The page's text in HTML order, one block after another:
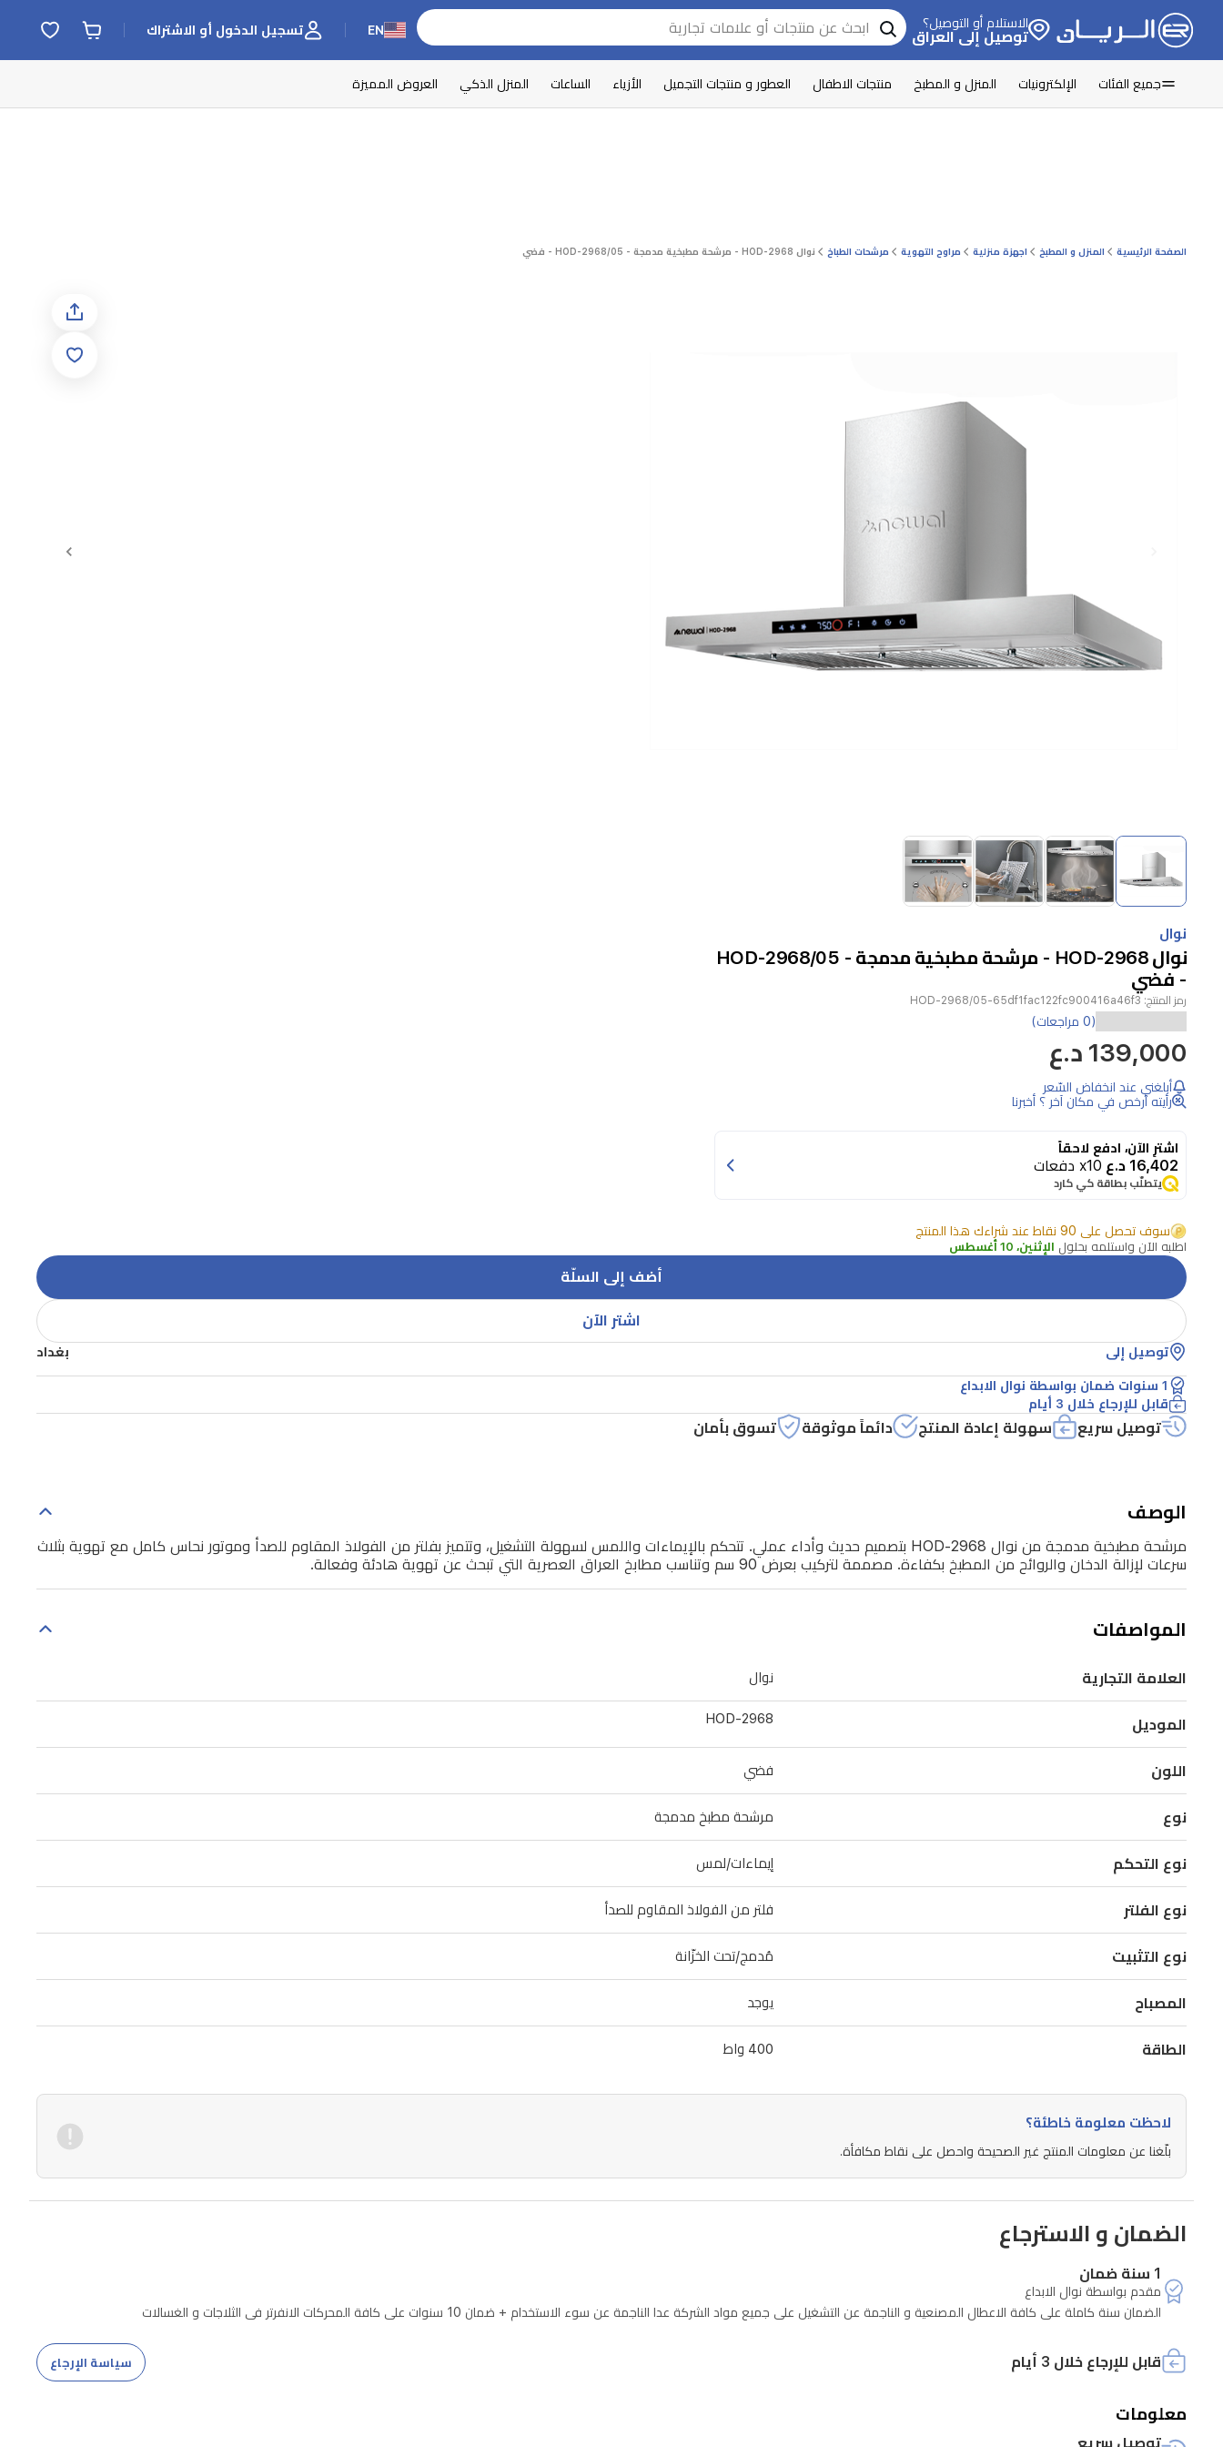
الاستلام أو التوصيل؟
توصيل إلى العراق EN تسجيل الدخول أو الاشتراك
جميع الفئات الإلكترونيات المنزل و المطبخ منتجات الاطفال العطور و منتجات التجميل الأزياء الساعات المنزل الذكي العروض المميزة
الصفحة الرئيسية المنزل و المطبخ اجهزة منزلية مراوح التهوية مرشحات الطباخ نوال HOD-2968 - مرشحة مطبخية مدمجة - HOD-2968/05 - فضي
Item
4
1
of
4
نوال
نوال HOD-2968 - مرشحة مطبخية مدمجة - HOD-2968/05
- فضي
رمز المنتج: HOD-2968/05-65df1fac122fc900416a46f3
مطبخية
مدمجة
من
HOD-
2968
بتصميم
وأداء
عملي.
تتحكم
بالإيماءات
واللمس
لسهولة
التشغيل،
وتتميز
الفولاذ
المقاوم
للصدأ
نحاس
مع
بثلاث
سرعات
لإزالة
الدخان
والروائح
من
المطبخ
بكفاءة.
مصممة
لتركيب
بعرض
90
سم
عن
تهوية
هادئة
(0 مراجعات)
139,000 د.ع
أبلغني عند انخفاض السّعر
رأيته أرخص في مكان آخر ؟ أخبرنا
اشترِ الآن، ادفع لاحقاً
16,402 د.ع x10 دفعات
يتطلّب بطاقة كي كارد
سوف تحصل على 90 نقاط عند شراءك هذا المنتج
اطلبه الآن واستلمه بحلول الإثنين، 10 أغسطس
أضف إلى السلّة
اشتر الآن
توصيل إلى بغداد
1 سنوات ضمان بواسطة نوال الابداع
قابل للإرجاع خلال 3 أيام
توصيل سريع سهولة إعادة المنتج دائماً موثوقة تسوق بأمان
الوصف
مرشحة مطبخية مدمجة من نوال HOD-2968 بتصميم حديث وأداء عملي. تتحكم بالإيماءات واللمس لسهولة التشغيل، وتتميز بفلتر من الفولاذ المقاوم للصدأ وموتور نحاس كامل مع تهوية بثلاث
سرعات لإزالة الدخان والروائح من المطبخ بكفاءة. مصممة لتركيب بعرض 90 سم وتناسب مطابخ العراق العصرية التي تبحث عن تهوية هادئة وفعالة.
المواصفات
العلامة التجارية نوال
الموديل HOD-2968
اللون فضي
نوع مرشحة مطبخ مدمجة
نوع التحكم إيماءات/لمس
نوع الفلتر فلتر من الفولاذ المقاوم للصدأ
نوع التثبيت مُدمج/تحت الخزّانة
المصباح يوجد
الطاقة 400 واط
لاحظت معلومة خاطئة؟
بلّغنا عن معلومات المنتج غير الصحيحة واحصل على نقاط مكافأة.
الضمان و الاسترجاع
1 سنة ضمان
مقدم بواسطة نوال الابداع
الضمان سنة كاملة على كافة الاعطال المصنعية و الناجمة عن التشغيل على جميع مواد الشركة عدا الناجمة عن سوء الاستخدام + ضمان 10 سنوات على كافة المحركات الانفرتر في الثلاجات و الغسالات
قابل للإرجاع خلال 3 أيام سياسة الإرجاع
معلومات
توصيل سريع